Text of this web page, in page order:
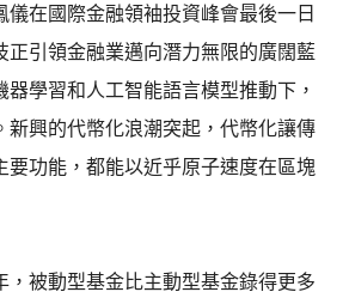
儀在國際金融領袖投資峰會最後一日
正引領金融業邁向潛力無限的廣闊藍
器學習和人工智能語言模型推動下，
新興的代幣化浪潮突起，代幣化讓傳
要功能，都能以近乎原子速度在區塊
，被動型基金比主動型基金錄得更多